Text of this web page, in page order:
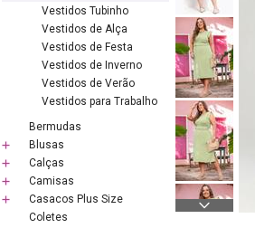
Vestidos Tubinho
Vestidos de Alça
Vestidos de Festa
Vestidos de Inverno
Vestidos de Verão
Vestidos para Trabalho
Bermudas
Blusas
Calças
Camisas
Casacos Plus Size
Coletes